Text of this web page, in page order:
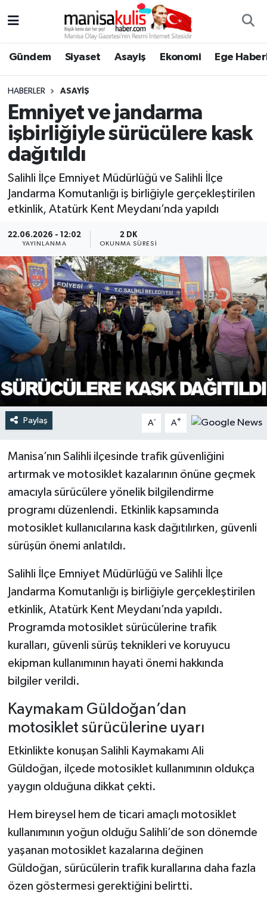
Gündem Siyaset Asayiş Ekonomi Ege
HABERLER ASAYIŞ
Emniyet ve jandarma
işbirliğiyle sürücülere kask
dağıtıldı
Salihli İlçe Emniyet Müdürlüğü ve Salihli İlçe
Jandarma Komutanlığı iş birliğiyle gerçekleştirilen
etkinlik, Atatürk Kent Meydanı’nda yapıldı
22.06.2026 - 12:02
YAYINLANMA
2 DK
OKUNMA SÜRESI
Paylaş A- A+
Manisa’nın Salihli ilçesinde trafik güvenliğini
artırmak ve motosiklet kazalarının önüne geçmek
amacıyla sürücülere yönelik bilgilendirme
programı düzenlendi. Etkinlik kapsamında
motosiklet kullanıcılarına kask dağıtılırken, güvenli
sürüşün önemi anlatıldı.
Salihli İlçe Emniyet Müdürlüğü ve Salihli İlçe
Jandarma Komutanlığı iş birliğiyle gerçekleştirilen
etkinlik, Atatürk Kent Meydanı’nda yapıldı.
Programda motosiklet sürücülerine trafik
kuralları, güvenli sürüş teknikleri ve koruyucu
ekipman kullanımının hayati önemi hakkında
bilgiler verildi.
Kaymakam Güldoğan’dan
motosiklet sürücülerine uyarı
Etkinlikte konuşan Salihli Kaymakamı Ali
Güldoğan, ilçede motosiklet kullanımının oldukça
yaygın olduğuna dikkat çekti.
Hem bireysel hem de ticari amaçlı motosiklet
kullanımının yoğun olduğu Salihli’de son dönemde
yaşanan motosiklet kazalarına değinen
Güldoğan, sürücülerin trafik kurallarına daha fazla
özen göstermesi gerektiğini belirtti.
Ege Haberleri
Ekonomi
Genel
Gündem
Resmi İlan
Spor
Türkiye
Yaşam
Yunusemre Hava Durumu
Yunusemre Trafik Yoğunluk Haritası
Süper Lig Puan Durumu ve Fikstür
Tüm Manşetler
Son Dakika Haberleri